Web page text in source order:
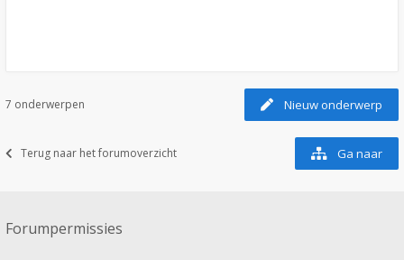
Nieuw onderwerp
7 onderwerpen
Terug naar het forumoverzicht Ga naar
Forumpermissies